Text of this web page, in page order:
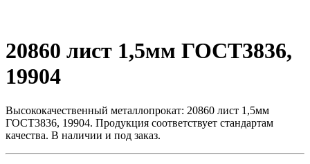
20860 лист 1,5мм ГОСТ3836,
19904
Высококачественный металлопрокат: 20860 лист 1,5мм
ГОСТ3836, 19904. Продукция соответствует стандартам
качества. В наличии и под заказ.